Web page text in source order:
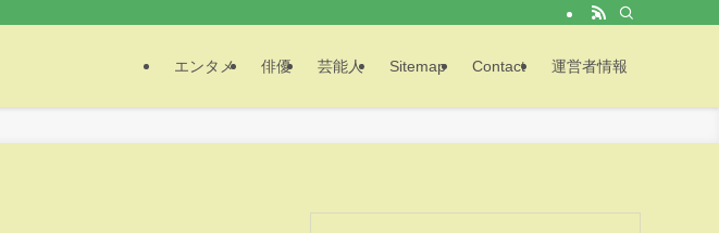
エンタメ 俳優 芸能人 Sitemap Contact 運営者情報